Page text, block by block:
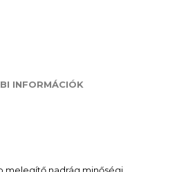
INFORMÁCIÓK